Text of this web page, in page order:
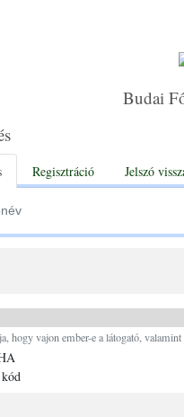
Budai
Regisztráció Jelszó
hogy vajon ember-e a látogató,